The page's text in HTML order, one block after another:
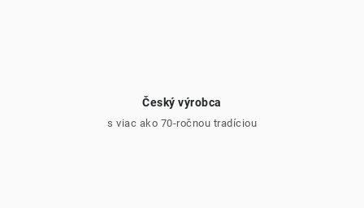
Český výrobca
s viac ako 70-ročnou tradíciou